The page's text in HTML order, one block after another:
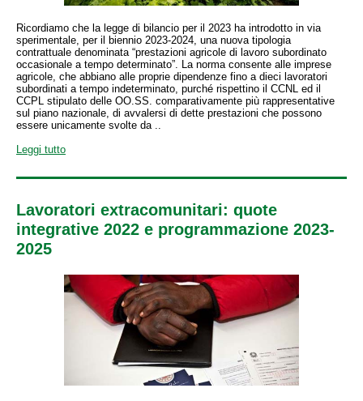
Ricordiamo che la legge di bilancio per il 2023 ha introdotto in via
sperimentale, per il biennio 2023-2024, una nuova tipologia
contrattuale denominata “prestazioni agricole di lavoro subordinato
occasionale a tempo determinato”. La norma consente alle imprese
agricole, che abbiano alle proprie dipendenze fino a dieci lavoratori
subordinati a tempo indeterminato, purché rispettino il CCNL ed il
CCPL stipulato delle OO.SS. comparativamente più rappresentative
sul piano nazionale, di avvalersi di dette prestazioni che possono
essere unicamente svolte da ..
Leggi tutto
Lavoratori extracomunitari: quote
integrative 2022 e programmazione 2023-
2025